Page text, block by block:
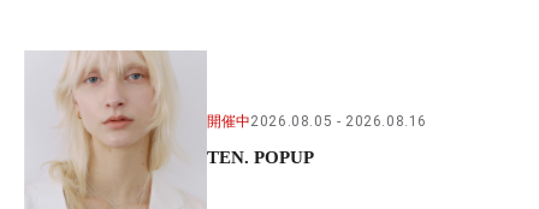
開催中2026.08.05 2026.08.16
TEN. POPUP